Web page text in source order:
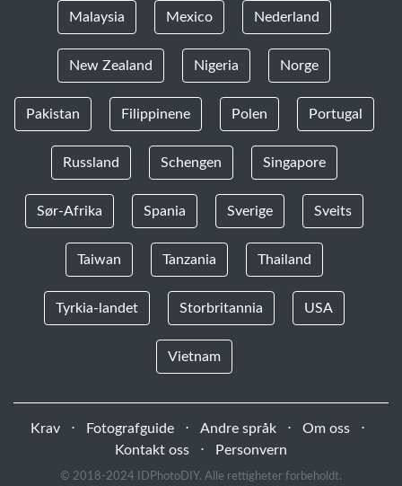
Malaysia Mexico Nederland
New Zealand Nigeria Norge
Pakistan Filippinene Polen Portugal
Russland Schengen Singapore
Sør-Afrika Spania Sverige Sveits
Taiwan Tanzania Thailand
Tyrkia-landet Storbritannia USA
Vietnam
Krav ⋅ Fotografguide ⋅ Andre språk ⋅ Om oss
⋅
Kontakt oss
⋅ Personvern
© 2018-2024 IDPhotoDIY. Alle rettigheter forbeholdt.